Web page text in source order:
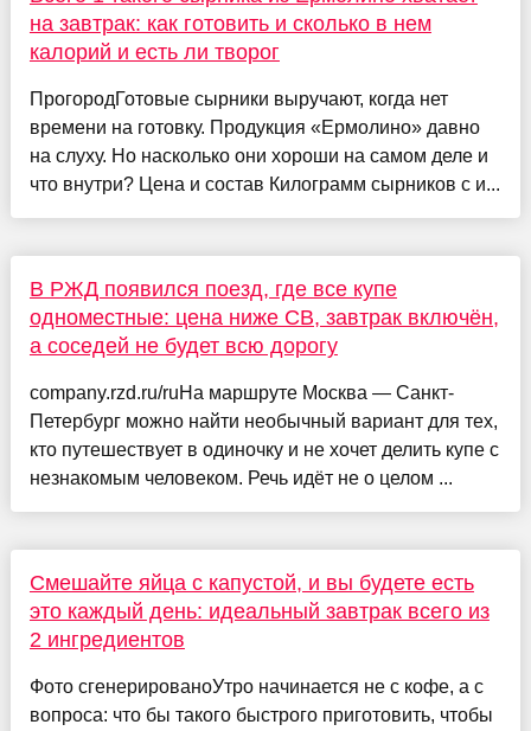
на завтрак: как готовить и сколько в нем
калорий и есть ли творог
ПрогородГотовые сырники выручают, когда нет
времени на готовку. Продукция «Ермолино» давно
на слуху. Но насколько они хороши на самом деле и
что внутри? Цена и состав Килограмм сырников с и...
В РЖД появился поезд, где все купе
одноместные: цена ниже СВ, завтрак включён,
а соседей не будет всю дорогу
company.rzd.ru/ruНа маршруте Москва — Санкт-
Петербург можно найти необычный вариант для тех,
кто путешествует в одиночку и не хочет делить купе с
незнакомым человеком. Речь идёт не о целом ...
Смешайте яйца с капустой, и вы будете есть
это каждый день: идеальный завтрак всего из
2 ингредиентов
Фото сгенерированоУтро начинается не с кофе, а с
вопроса: что бы такого быстрого приготовить, чтобы